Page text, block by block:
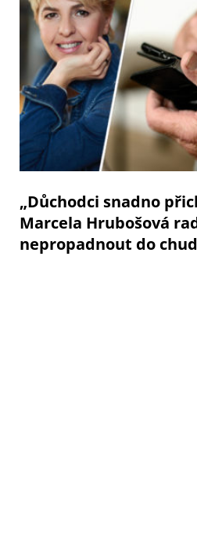
„Důchodci snadno
Marcela Hrubošová
nepropadnout do